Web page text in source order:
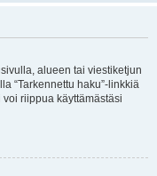
alueen tai viestiketjun
“Tarkennettu haku”-linkkiä
riippua käyttämästäsi